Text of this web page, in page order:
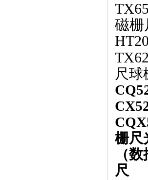
磁栅
尺
栅尺
（
尺